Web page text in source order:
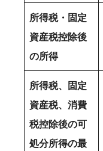
所得税・固定
資産税控除後
の所得
所得税、固定
資産税、消費
税控除後の可
処分所得の最